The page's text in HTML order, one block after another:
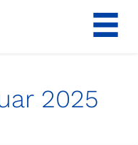
2025